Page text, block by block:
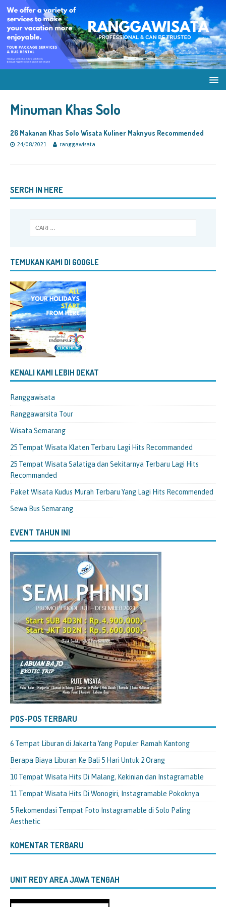
Minuman Khas Solo
26 Makanan Khas Solo Wisata Kuliner Maknyus Recommended
24/08/2021 ranggawisata
SERCH IN HERE
TEMUKAN KAMI DI GOOGLE
KENALI KAMI LEBIH DEKAT
Ranggawisata
Ranggawarsita Tour
Wisata Semarang
25 Tempat Wisata Klaten Terbaru Lagi Hits Recommanded
25 Tempat Wisata Salatiga dan Sekitarnya Terbaru Lagi Hits
Recommanded
Paket Wisata Kudus Murah Terbaru Yang Lagi Hits Recommended
Sewa Bus Semarang
EVENT TAHUN INI
POS-POS TERBARU
6 Tempat Liburan di Jakarta Yang Populer Ramah Kantong
Berapa Biaya Liburan Ke Bali 5 Hari Untuk 2 Orang
10 Tempat Wisata Hits Di Malang, Kekinian dan Instagramable
11 Tempat Wisata Hits Di Wonogiri, Instagramable Pokoknya
5 Rekomendasi Tempat Foto Instagramable di Solo Paling
Aesthetic
KOMENTAR TERBARU
UNIT REDY AREA JAWA TENGAH